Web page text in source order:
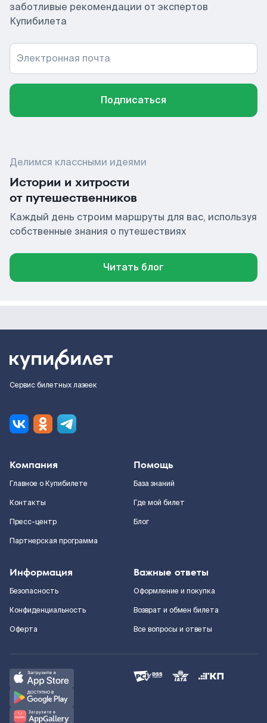
заботливые рекомендации от экспертов
Купибилета
Электронная почта
Подписаться
Делимся классными идеями
Истории и хитрости
от путешественников
Каждый день строим маршруты для вас, используя
собственные знания о путешествиях
Читать блог
Сервис билетных лазеек
Компания
Главное о Купибилете
Контакты
Пресс-центр
Партнерская программа
Помощь
База знаний
Где мой билет
Блог
Информация
Безопасность
Конфиденциальность
Оферта
Важные ответы
Оформление и покупка
Возврат и обмен билета
Все вопросы и ответы